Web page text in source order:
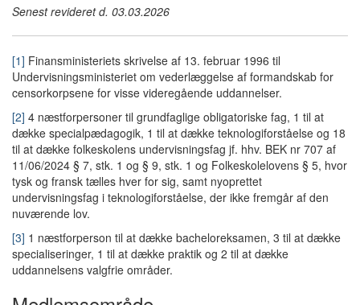
Senest revideret d. 03.03.2026
[1] Finansministeriets skrivelse af 13. februar 1996 til
Undervisningsministeriet om vederlæggelse af formandskab for
censorkorpsene for visse videregående uddannelser.
[2] 4 næstforpersoner til grundfaglige obligatoriske fag, 1 til at
dække specialpædagogik, 1 til at dække teknologiforståelse og 18
til at dække folkeskolens undervisningsfag jf. hhv. BEK nr 707 af
11/06/2024 § 7, stk. 1 og § 9, stk. 1 og Folkeskolelovens § 5, hvor
tysk og fransk tælles hver for sig, samt nyoprettet
undervisningsfag i teknologiforståelse, der ikke fremgår af den
nuværende lov.
[3] 1 næstforperson til at dække bacheloreksamen, 3 til at dække
specialiseringer, 1 til at dække praktik og 2 til at dække
uddannelsens valgfrie områder.